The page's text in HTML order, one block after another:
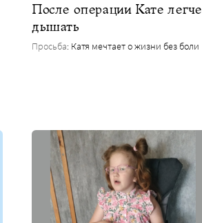
После операции Кате легче
дышать
Просьба: Катя мечтает о жизни без боли